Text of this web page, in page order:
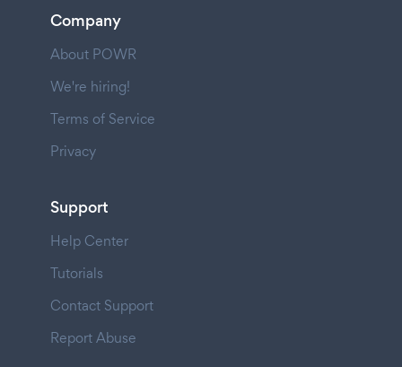
Company
About POWR
We're hiring!
Terms of Service
Privacy
Support
Help Center
Tutorials
Contact Support
Report Abuse